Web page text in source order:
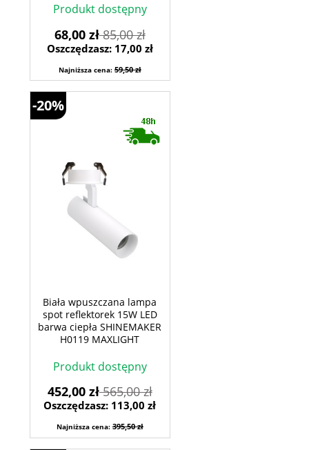
Produkt dostępny
68,00 zł85,00 zł
Oszczędzasz: 17,00 zł
Najniższa cena:59,50 zł
Biała wpuszczana lampa
spot reflektorek 15W LED
barwa ciepła SHINEMAKER
H0119 MAXLIGHT
Produkt dostępny
452,00 zł565,00 zł
Oszczędzasz: 113,00 zł
Najniższa cena:395,50 zł
-20%